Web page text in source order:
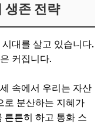
생존 전략
대를 살고 있습니다.
커집니다.
속에서 우리는 자산
로 분산하는 지혜가
튼튼히 하고 통화 스